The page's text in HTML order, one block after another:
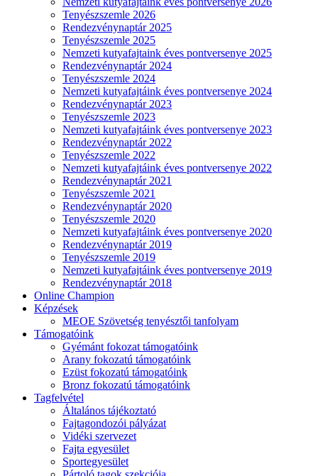
Tenyészszemle 2026
Rendezvénynaptár 2025
Tenyészszemle 2025
Nemzeti kutyafajtaink éves pontversenye 2025
Rendezvénynaptár 2024
Tenyészszemle 2024
Nemzeti kutyafajtáink éves pontversenye 2024
Rendezvénynaptár 2023
Tenyészszemle 2023
Nemzeti kutyafajtáink éves pontversenye 2023
Rendezvénynaptár 2022
Tenyészszemle 2022
Nemzeti kutyafajtáink éves pontversenye 2022
Rendezvénynaptár 2021
Tenyészszemle 2021
Rendezvénynaptár 2020
Tenyészszemle 2020
Nemzeti kutyafajtáink éves pontversenye 2020
Rendezvénynaptár 2019
Tenyészszemle 2019
Nemzeti kutyafajtáink éves pontversenye 2019
Rendezvénynaptár 2018
Online Champion
Képzések
MEOE Szövetség tenyésztői tanfolyam
Támogatóink
Gyémánt fokozat támogatóink
Arany fokozatú támogatóink
Ezüst fokozatú támogatóink
Bronz fokozatú támogatóink
Tagfelvétel
Általános tájékoztató
Fajtagondozói pályázat
Vidéki szervezet
Fajta egyesület
Sportegyesület